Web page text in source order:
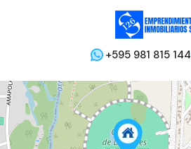
+595 981 815 144